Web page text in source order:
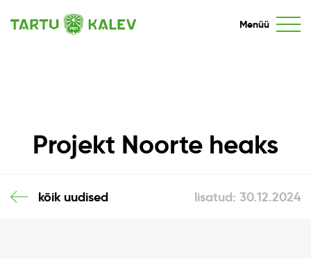
Menüü
Projekt Noorte heaks
kõik uudised lisatud: 30.12.2024